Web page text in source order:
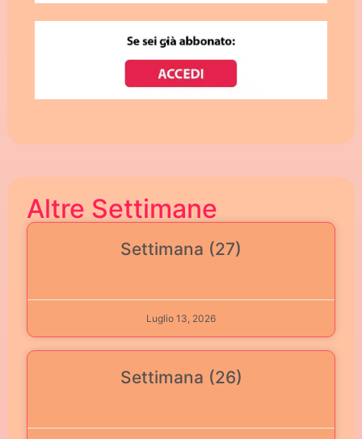
Altre Settimane
Settimana (27)
Luglio 13, 2026
Settimana (26)